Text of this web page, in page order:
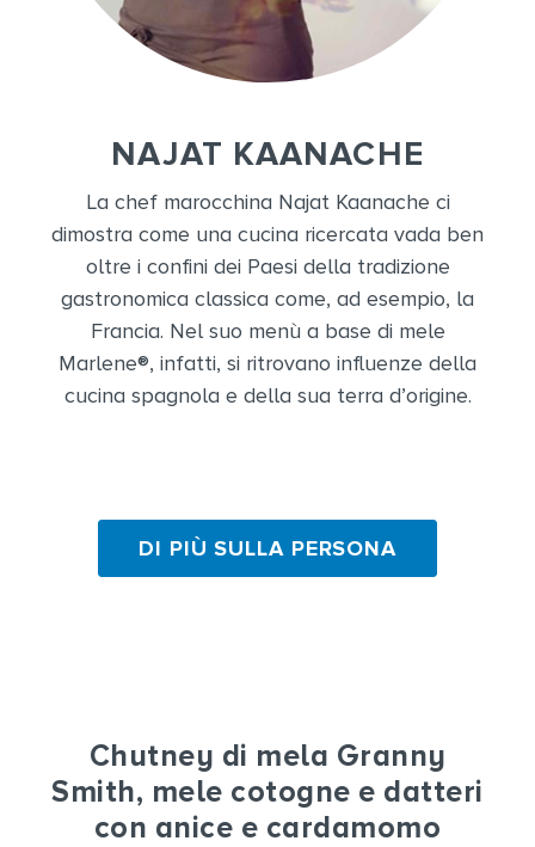
NAJAT KAANACHE
La chef marocchina Najat Kaanache ci
dimostra come una cucina ricercata vada ben
oltre i confini dei Paesi della tradizione
gastronomica classica come, ad esempio, la
Francia. Nel suo menù a base di mele
Marlene®, infatti, si ritrovano influenze della
cucina spagnola e della sua terra d’origine.
DI PIÙ SULLA PERSONA
Chutney di mela Granny
Smith, mele cotogne e datteri
con anice e cardamomo